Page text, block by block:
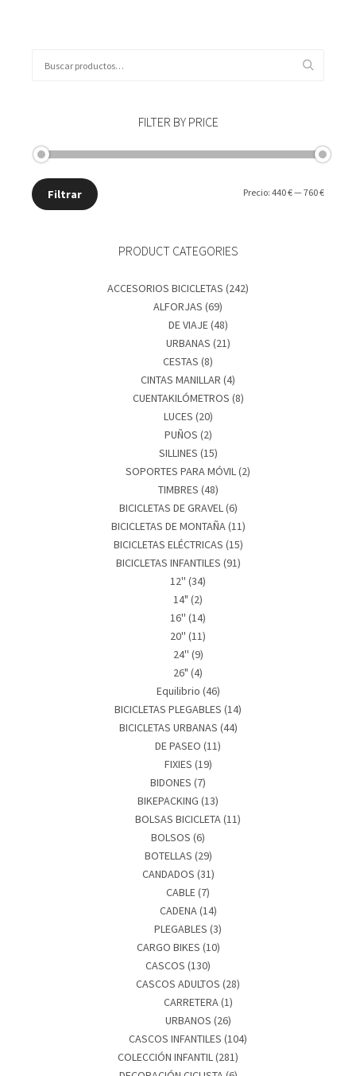
FILTER BY PRICE
Precio
Precio
Filtrar Precio: 440 €—760 €
PRODUCT CATEGORIES
ACCESORIOS BICICLETAS (242)
ALFORJAS (69)
DE VIAJE(48)
URBANAS (21)
CESTAS (8)
CINTAS MANILLAR (4)
CUENTAKILÓMETROS (8)
LUCES (20)
PUÑOS (2)
SILLINES (15)
SOPORTES PARA MÓVIL(2)
TIMBRES (48)
BICICLETAS DE GRAVEL(6)
BICICLETAS DE MONTAÑA(11)
BICICLETAS ELÉCTRICAS (15)
BICICLETAS INFANTILES (91)
12'' (34)
14" (2)
16'' (14)
20'' (11)
24'' (9)
26" (4)
Equilibrio (46)
BICICLETAS PLEGABLES (14)
BICICLETAS URBANAS (44)
DE PASEO (11)
FIXIES (19)
BIDONES (7)
BIKEPACKING (13)
BOLSAS BICICLETA(11)
BOLSOS (6)
BOTELLAS (29)
CANDADOS (31)
CABLE(7)
CADENA(14)
PLEGABLES (3)
CARGO BIKES (10)
CASCOS (130)
CASCOS ADULTOS (28)
CARRETERA(1)
URBANOS (26)
CASCOS INFANTILES (104)
COLECCIÓN INFANTIL(281)